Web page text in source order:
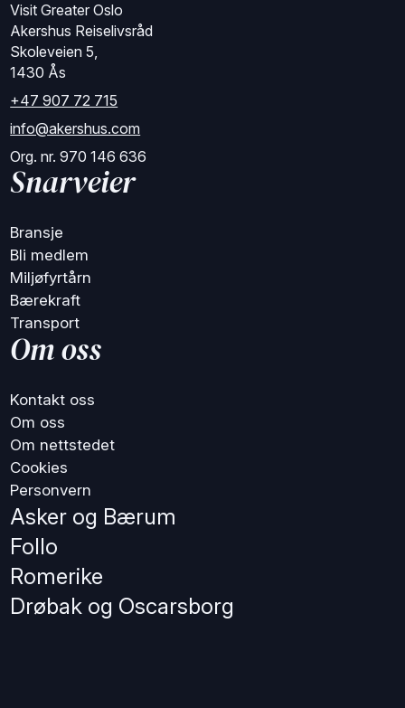
Visit Greater Oslo
Akershus Reiselivsråd
Skoleveien 5,
1430 Ås
+47 907 72 715
info@akershus.com
Org. nr. 970 146 636
Snarveier
Bransje
Bli medlem
Miljøfyrtårn
Bærekraft
Transport
Om oss
Kontakt oss
Om oss
Om nettstedet
Cookies
Personvern
Asker og Bærum
Follo
Romerike
Drøbak og Oscarsborg